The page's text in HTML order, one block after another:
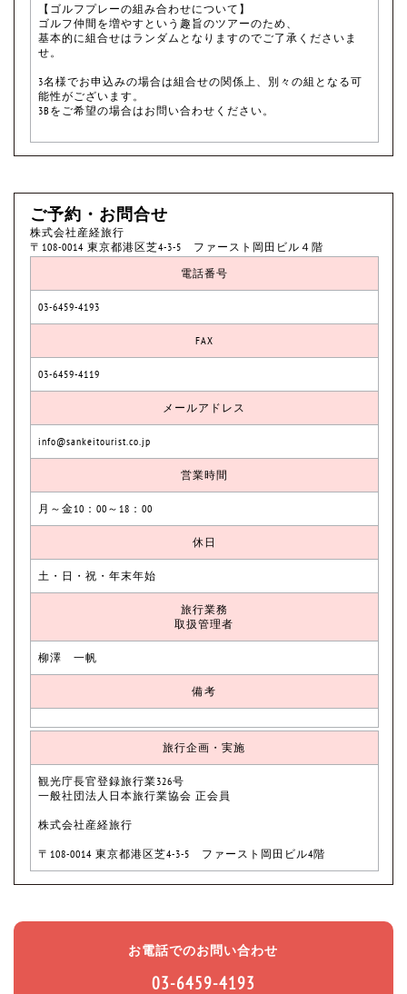
【ゴルフプレーの組み合わせについて】
ゴルフ仲間を増やすという趣旨のツアーのため、
基本的に組合せはランダムとなりますのでご了承くださいま
せ。
3名様でお申込みの場合は組合せの関係上、別々の組となる可
能性がございます。
3Bをご希望の場合はお問い合わせください。
ご予約・お問合せ
株式会社産経旅行
〒108-0014 東京都港区芝4-3-5 ファースト岡田ビル４階
電話番号
03-6459-4193
FAX
03-6459-4119
メールアドレス
info@sankeitourist.co.jp
営業時間
月～金10：00～18：00
休日
土・日・祝・年末年始
旅行業務
取扱管理者
柳澤 一帆
備考
旅行企画・実施
観光庁長官登録旅行業326号
一般社団法人日本旅行業協会 正会員
株式会社産経旅行
〒108-0014 東京都港区芝4-3-5 ファースト岡田ビル4階
お電話でのお問い合わせ
03-6459-4193